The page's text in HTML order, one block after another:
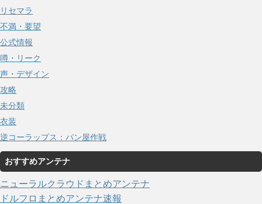
リセマラ
不満・要望
公式情報
噂・リーク
声・デザイン
攻略
未分類
衣装
逆コーラップス：パン屋作戦
おすすめアンテナ
ニューラルクラウドまとめアンテナ
ドルフロまとめアンテナ速報